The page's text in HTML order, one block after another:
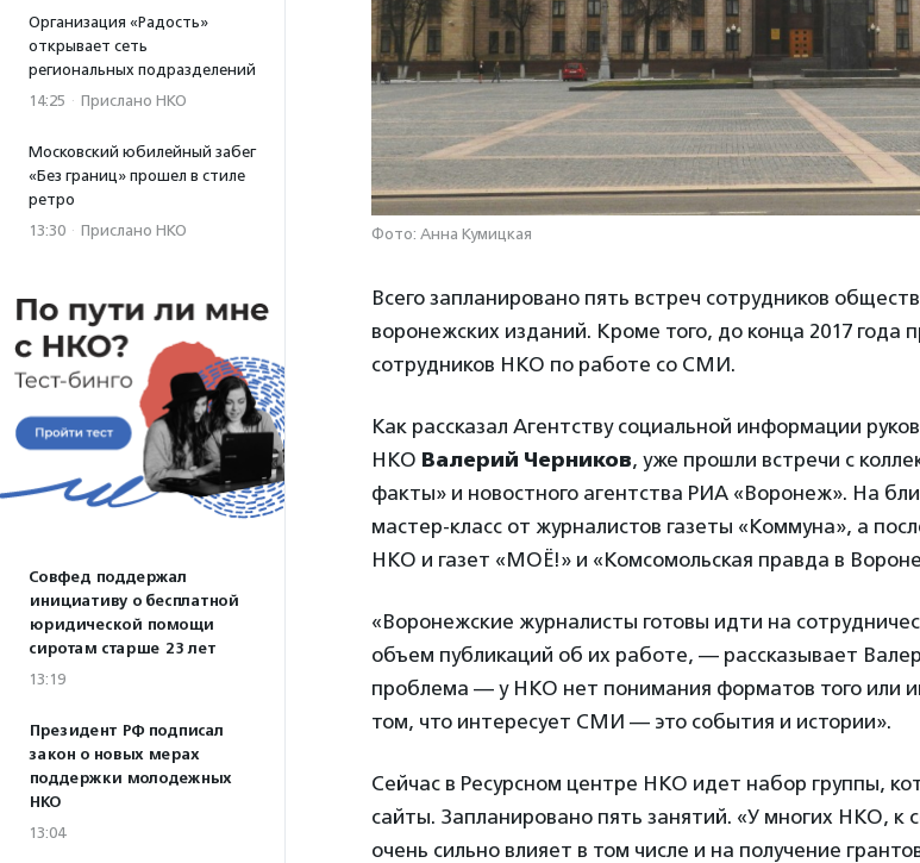
Организация «Радость»
открывает сеть
региональных подразделений
14:25 · Прислано НКО
Московский юбилейный забег
«Без границ» прошел в стиле
ретро
13:30 · Прислано НКО
Совфед поддержал
инициативу о бесплатной
юридической помощи
сиротам старше 23 лет
13:19
Президент РФ подписал
закон о новых мерах
поддержки молодежных
НКО
13:04
Фото: Анна Кумицкая
Всего запланировано пять встреч сотрудников
воронежских изданий. Кроме того, до конца 2017 года
сотрудников НКО по работе со СМИ.
Как рассказал Агентству социальной информации
НКО Валерий Черников, уже прошли встречи с
факты» и новостного агентства РИА «Воронеж». На
мастер-класс от журналистов газеты «Коммуна», а
НКО и газет «МОЁ!» и «Комсомольская правда в
«Воронежские журналисты готовы идти на
объем публикаций об их работе, — рассказывает
проблема — у НКО нет понимания форматов того или
том, что интересует СМИ — это события и истории».
Сейчас в Ресурсном центре НКО идет набор группы,
сайты. Запланировано пять занятий. «У многих НКО, к
очень сильно влияет в том числе и на получение